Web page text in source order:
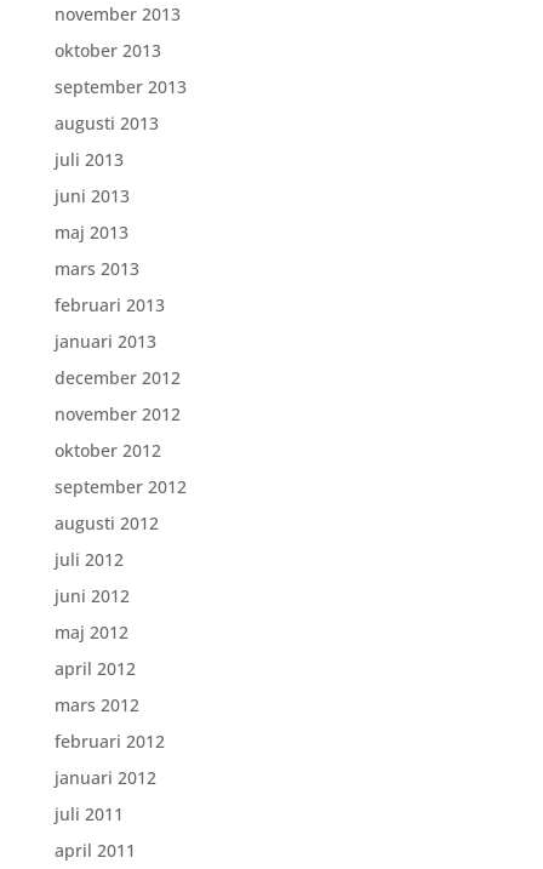
november 2013
oktober 2013
september 2013
augusti 2013
juli 2013
juni 2013
maj 2013
mars 2013
februari 2013
januari 2013
december 2012
november 2012
oktober 2012
september 2012
augusti 2012
juli 2012
juni 2012
maj 2012
april 2012
mars 2012
februari 2012
januari 2012
juli 2011
april 2011